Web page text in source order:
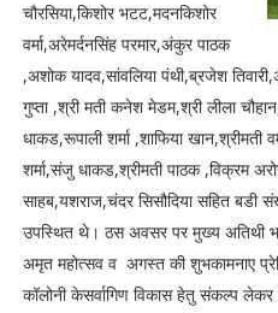
चौरसिया,किशोर भटट,मदनकिशोर
वर्मा,अरेमर्दनसिंह परमार,अंकुर पाठक
,अशोक यादव,सांवलिया पंथी,ब्रजेश
गुप्ता ,श्री मती कनेश मेडम,श्री लीला
धाकड,रूपाली शर्मा ,शाफिया खान,श्रीमती
शर्मा,संजु धाकड,श्रीमती पाठक ,विक्रम
साहब,यशराज,चंदर सिसौदिया सहित बडी
उपस्थित थे। ठस अवसर पर मुख्य अतिथी
अमृत महोत्सव व अगस्त की शुभकामनाए
कॉलोनी केसर्वागिण विकास हेतु संकल्प